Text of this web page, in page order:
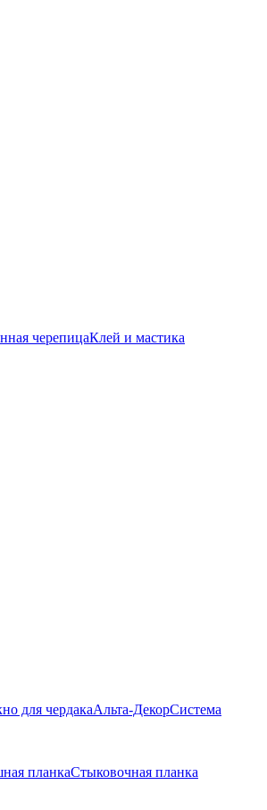
черепицаКлей и мастика
для чердакаАльта-ДекорСистема
планкаСтыковочная планка